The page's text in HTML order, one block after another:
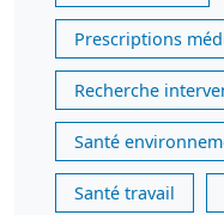
Prescriptions
Recherche
Santé
Santé travail